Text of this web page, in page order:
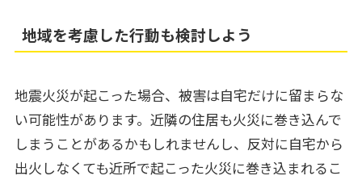
地域を考慮した行動も検討しよう
地震火災が起こった場合、被害は自宅だけに留まらな
い可能性があります。近隣の住居も火災に巻き込んで
しまうことがあるかもしれませんし、反対に自宅から
出火しなくても近所で起こった火災に巻き込まれるこ